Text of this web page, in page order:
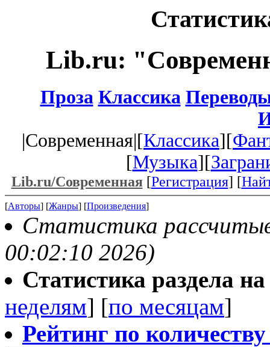
Lib.ru:
Проза Классика
|Современная|[Классика][
[Музыка][
Lib.ru/Современная[Регистрация] [
[Авторы] [Жанры] [Произведения]
Статистика
00:02:10 2026)
Статистика раздела
неделям] [по месяцам]
Рейтинг по